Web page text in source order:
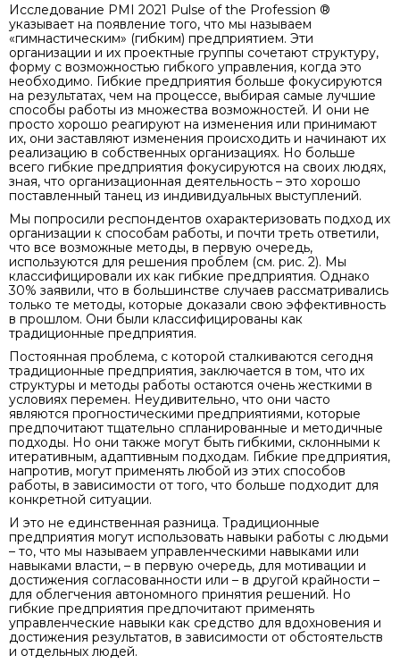
Исследование PMI 2021 Pulse of the Profession ®
указывает на появление того, что мы называем
«гимнастическим» (гибким) предприятием. Эти
организации и их проектные группы сочетают структуру,
форму с возможностью гибкого управления, когда это
необходимо. Гибкие предприятия больше фокусируются
на результатах, чем на процессе, выбирая самые лучшие
способы работы из множества возможностей. И они не
просто хорошо реагируют на изменения или принимают
их, они заставляют изменения происходить и начинают их
реализацию в собственных организациях. Но больше
всего гибкие предприятия фокусируются на своих людях,
зная, что организационная деятельность – это хорошо
поставленный танец из индивидуальных выступлений.
Мы попросили респондентов охарактеризовать подход их
организации к способам работы, и почти треть ответили,
что все возможные методы, в первую очередь,
используются для решения проблем (см. рис. 2). Мы
классифицировали их как гибкие предприятия. Однако
30% заявили, что в большинстве случаев рассматривались
только те методы, которые доказали свою эффективность
в прошлом. Они были классифицированы как
традиционные предприятия.
Постоянная проблема, с которой сталкиваются сегодня
традиционные предприятия, заключается в том, что их
структуры и методы работы остаются очень жесткими в
условиях перемен. Неудивительно, что они часто
являются прогностическими предприятиями, которые
предпочитают тщательно спланированные и методичные
подходы. Но они также могут быть гибкими, склонными к
итеративным, адаптивным подходам. Гибкие предприятия,
напротив, могут применять любой из этих способов
работы, в зависимости от того, что больше подходит для
конкретной ситуации.
И это не единственная разница. Традиционные
предприятия могут использовать навыки работы с людьми
– то, что мы называем управленческими навыками или
навыками власти, – в первую очередь, для мотивации и
достижения согласованности или – в другой крайности –
для облегчения автономного принятия решений. Но
гибкие предприятия предпочитают применять
управленческие навыки как средство для вдохновения и
достижения результатов, в зависимости от обстоятельств
и отдельных людей.